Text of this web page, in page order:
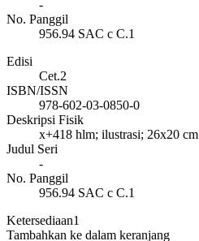
-
No. Panggil
956.94 SAC c C.1
Edisi
Cet.2
ISBN/ISSN
978-602-03-0850-0
Deskripsi Fisik
x+418 hlm; ilustrasi; 26x20 cm
Judul Seri
-
No. Panggil
956.94 SAC c C.1
Ketersediaan1
Tambahkan ke dalam keranjang